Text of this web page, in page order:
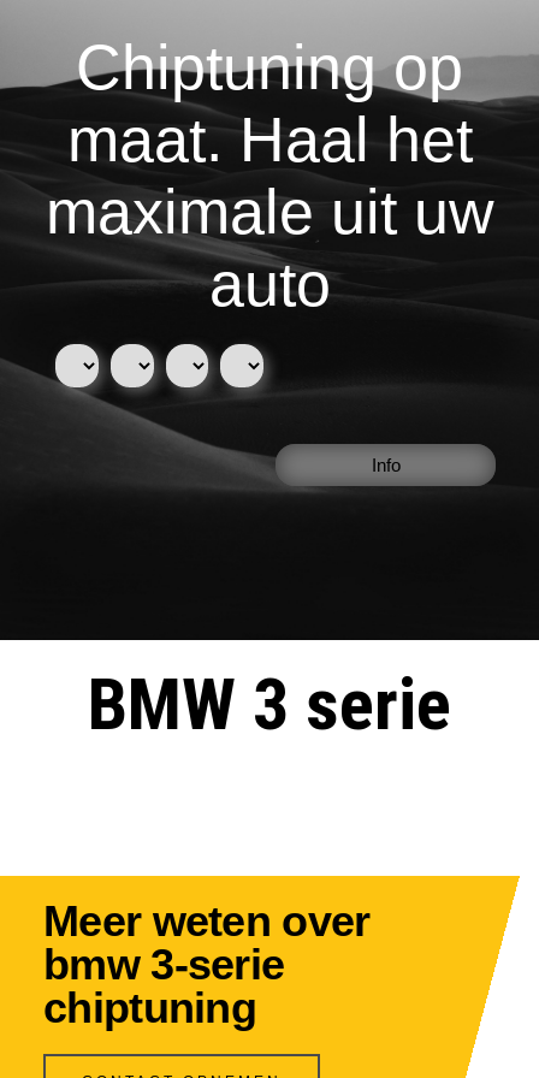
Chiptuning op
maat. Haal het
maximale uit uw
auto
Info
BMW 3 serie
Meer weten over
bmw 3-serie
chiptuning